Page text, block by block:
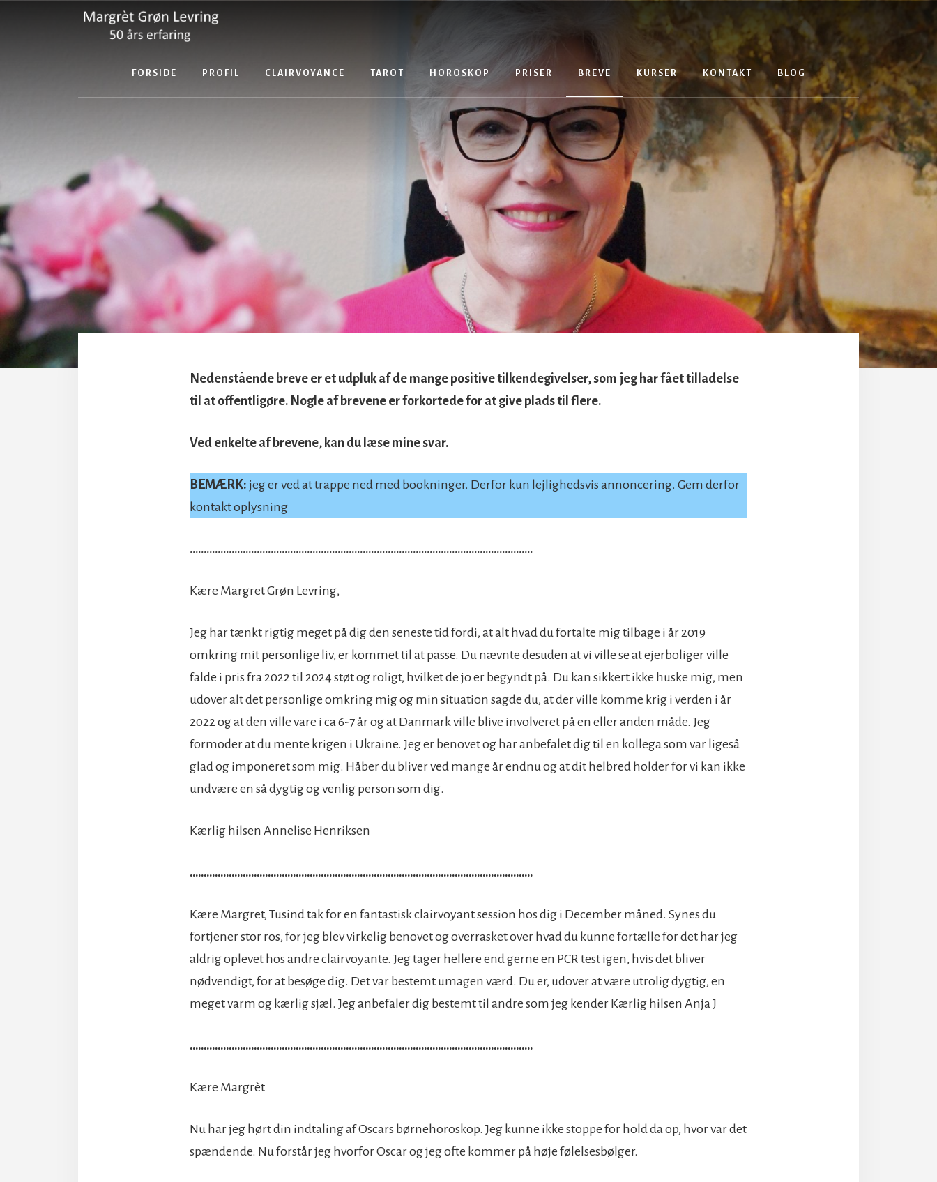
FORSIDE PROFIL CLAIRVOYANCE TAROT HOROSKOP PRISER BREVE KURSER KONTAKT BLOG
Breve
Nedenstående breve er et udpluk af de mange positive tilkendegivelser, som jeg har fået tilladelse
til at offentligøre. Nogle af brevene er forkortede for at give plads til flere.
Ved enkelte af brevene, kan du læse mine svar.
BEMÆRK: jeg er ved at trappe ned med bookninger. Derfor kun lejlighedsvis annoncering. Gem derfor
kontakt oplysning
……………………………………………………………………………………………………………
Kære Margret Grøn Levring,
Jeg har tænkt rigtig meget på dig den seneste tid fordi, at alt hvad du fortalte mig tilbage i år 2019
omkring mit personlige liv, er kommet til at passe. Du nævnte desuden at vi ville se at ejerboliger ville
falde i pris fra 2022 til 2024 støt og roligt, hvilket de jo er begyndt på. Du kan sikkert ikke huske mig, men
udover alt det personlige omkring mig og min situation sagde du, at der ville komme krig i verden i år
2022 og at den ville vare i ca 6-7 år og at Danmark ville blive involveret på en eller anden måde. Jeg
formoder at du mente krigen i Ukraine. Jeg er benovet og har anbefalet dig til en kollega som var ligeså
glad og imponeret som mig. Håber du bliver ved mange år endnu og at dit helbred holder for vi kan ikke
undvære en så dygtig og venlig person som dig.
Kærlig hilsen Annelise Henriksen
……………………………………………………………………………………………………………
Kære Margret, Tusind tak for en fantastisk clairvoyant session hos dig i December måned. Synes du
fortjener stor ros, for jeg blev virkelig benovet og overrasket over hvad du kunne fortælle for det har jeg
aldrig oplevet hos andre clairvoyante. Jeg tager hellere end gerne en PCR test igen, hvis det bliver
nødvendigt, for at besøge dig. Det var bestemt umagen værd. Du er, udover at være utrolig dygtig, en
meget varm og kærlig sjæl. Jeg anbefaler dig bestemt til andre som jeg kender Kærlig hilsen Anja J
……………………………………………………………………………………………………………
Kære Margrèt
Nu har jeg hørt din indtaling af Oscars børnehoroskop. Jeg kunne ikke stoppe for hold da op, hvor var det
spændende. Nu forstår jeg hvorfor Oscar og jeg ofte kommer på høje følelsesbølger.